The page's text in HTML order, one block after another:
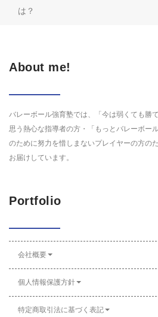
は？
About me!
バレーボール強育塾では、「今は弱くても勝
思う熱心な指導者の方・「もっとバレーボー
のために努力を惜しまないプレイヤーの方の
お届けしています。
Portfolio
会社概要
個人情報保護方針
特定商取引法に基づく表記